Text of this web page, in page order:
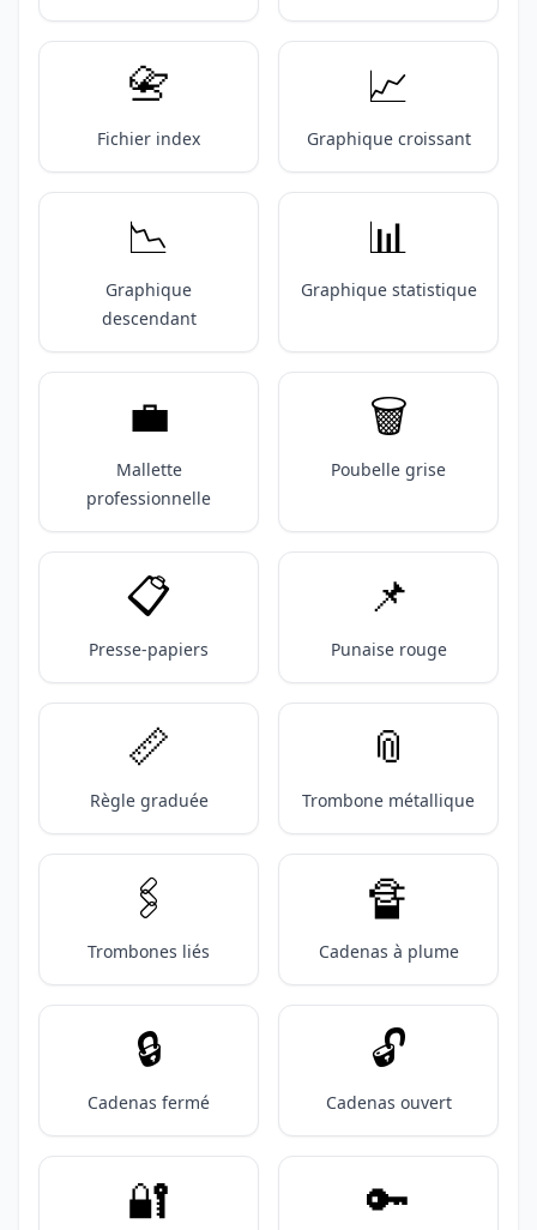
📇
Fichier index
📈
Graphique croissant
📉
Graphique
descendant
📊
Graphique statistique
💼
Mallette
professionnelle
🗑️
Poubelle grise
📋️
Presse-papiers
📌
Punaise rouge
📏
Règle graduée
📎
Trombone métallique
🖇️
Trombones liés
🔏
Cadenas à plume
🔒️
Cadenas fermé
🔓️
Cadenas ouvert
🔐 🔑